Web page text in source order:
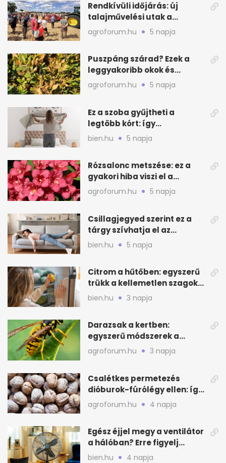
Rendkívüli időjárás: új
talajművelési utak a
gazdáknak
agroforum.hu 5 napja
Puszpáng szárad? Ezek a
leggyakoribb okok és
teendők
agroforum.hu 5 napja
Ez a szoba gyűjtheti a
legtöbb kórt: így
mélytisztítsd otthon
bien.hu 5 napja
Rózsalonc metszése: ez a
gyakori hiba viszi el a
virágzást
agroforum.hu 5 napja
Csillagjegyed szerint ez a
tárgy szívhatja el az
otthonod energiáját
bien.hu 5 napja
Citrom a hűtőben: egyszerű
trükk a kellemetlen szagok
ellen
bien.hu 3 napja
Darazsak a kertben:
egyszerű módszerek a
távoltartásukra nyáron
agroforum.hu 3 napja
Csalétkes permetezés
dióburok-fúrólégy ellen: így
csináld a kertben
agroforum.hu 4 napja
Egész éjjel megy a ventilátor
a hálóban? Erre figyelj
alvásnál nyáron
bien.hu 4 napja